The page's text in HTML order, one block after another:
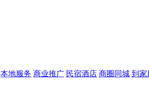
本地服务 商业推广 民宿酒店 商圈同城 到家